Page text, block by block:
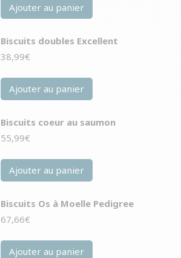
Ajouter au panier
Biscuits doubles Excellent
38,99€
Ajouter au panier
Biscuits coeur au saumon
55,99€
Ajouter au panier
Biscuits Os à Moelle Pedigree
67,66€
Ajouter au panier